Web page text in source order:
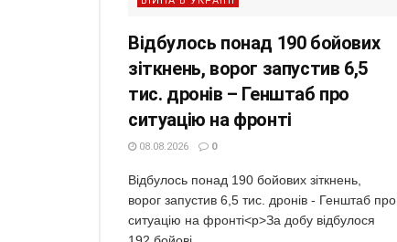
Відбулось понад 190 бойових
зіткнень, ворог запустив 6,5
тис. дронів – Генштаб про
ситуацію на фронті
08.08.2026 0
Відбулось понад 190 бойових зіткнень,
ворог запустив 6,5 тис. дронів - Генштаб про
ситуацію на фронті<p>За добу відбулося